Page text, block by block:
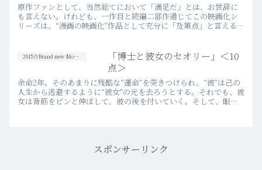
原作ファンとして、当然総てにおいて「満足だ」とは、お世辞に
も言えない。けれども、一作目と続編二部作通じてこの映画化シ
リーズは、“漫画の映画化”作品として充分に「及第点」と言えるも
2015☆Brand new Movies
「博士と彼女のセオリー」＜10
点＞
余命2年。そのあまりに残酷な“運命”を突きつけられ、“彼”は己の
人生から逃避するように“彼女”の元を去ろうとする。それでも、彼
女は背筋をピンと伸ばして、彼の後を付いていく。そして、眼鏡
スポンサーリンク